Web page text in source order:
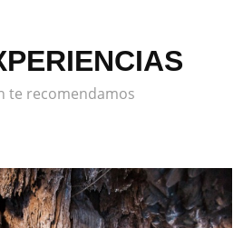
te recomendamos